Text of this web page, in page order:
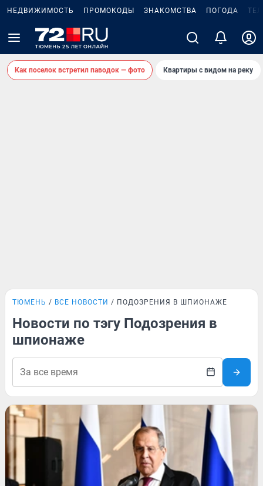
НЕДВИЖИМОСТЬ ПРОМОКОДЫ ЗНАКОМСТВА ПОГОДА
Как поселок встретил паводок — фото Квартиры с видом на реку
ТЮМЕНЬ ВСЕ НОВОСТИ ПОДОЗРЕНИЯ В ШПИОНАЖЕ
Новости по тэгу Подозрения в
шпионаже